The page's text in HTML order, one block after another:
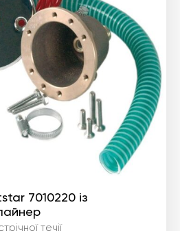
7010220 із
течії